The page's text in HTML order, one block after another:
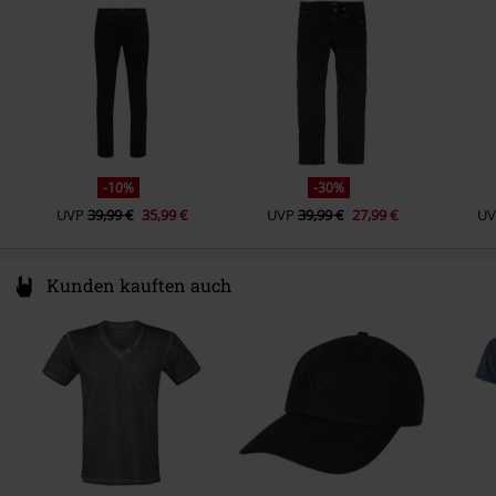
www.bestseller.com
-10%
UVP 39,99 € 35,99 €
-30%
UVP 39,99 € 27,99 €
Kunden kauften auch